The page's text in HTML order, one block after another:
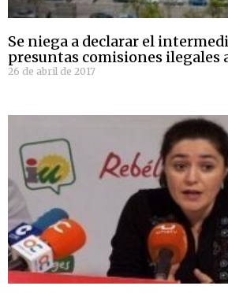
Se niega a declarar el
presuntas comisiones ilegales
26 de abril de 2017